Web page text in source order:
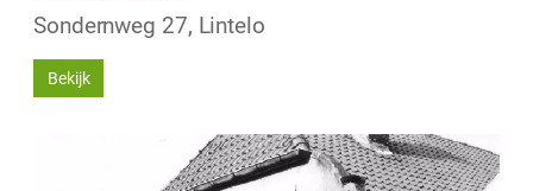
Sondernweg 27, Lintelo
Bekijk